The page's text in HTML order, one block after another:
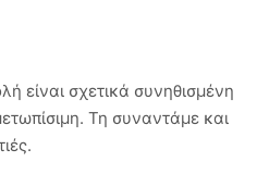
είναι σχετικά συνηθισμένη
Τη συναντάμε και